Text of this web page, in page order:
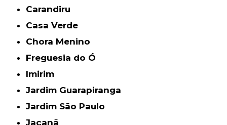
Carandiru
Casa Verde
Chora Menino
Freguesia do Ó
Imirim
Jardim Guarapiranga
Jardim São Paulo
Jaçanã